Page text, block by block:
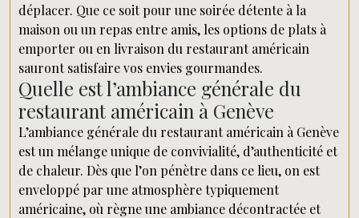
déplacer. Que ce soit pour une soirée détente à la
maison ou un repas entre amis, les options de plats à
emporter ou en livraison du restaurant américain
sauront satisfaire vos envies gourmandes.
Quelle est l’ambiance générale du
restaurant américain à Genève
L’ambiance générale du restaurant américain à Genève
est un mélange unique de convivialité, d’authenticité et
de chaleur. Dès que l’on pénètre dans ce lieu, on est
enveloppé par une atmosphère typiquement
américaine, où règne une ambiance décontractée et